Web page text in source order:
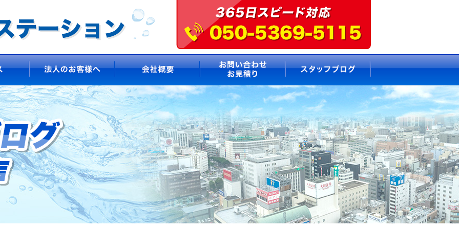
サービス 法人のお客様へ 会社概要 お問い合わせ・お見積もりスタッフブログ